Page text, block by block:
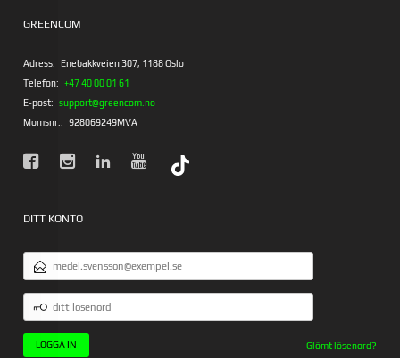
GREENCOM
Adress: Enebakkveien 307, 1188 Oslo
Telefon: +47 40 00 01 61
E-post: support@greencom.no
Momsnr.: 928069249MVA
DITT KONTO
POSTADRESS
DITT
LÖSENORD
Glömt lösenord?